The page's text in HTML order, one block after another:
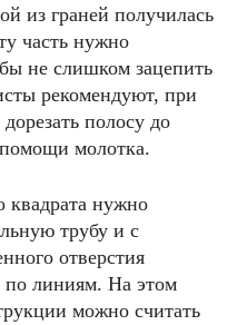
из граней получилась
часть нужно
не слишком зацепить
рекомендуют, при
полосу до
молотка.
квадрата нужно
трубу и с
отверстия
по линиям. На этом
можно считать